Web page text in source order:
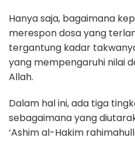
Hanya saja, bagaimana
merespon dosa yang
tergantung kadar
yang mempengaruhi nilai
Allah.
Dalam hal ini, ada tiga
sebagaimana yang
‘Ashim al-Hakim